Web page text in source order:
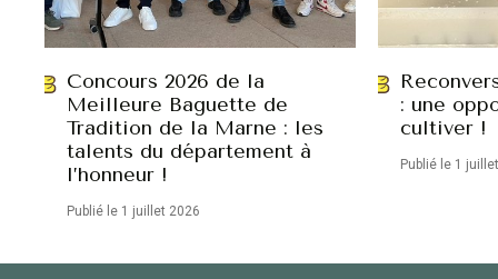
Concours 2026 de la
Meilleure Baguette de
Tradition de la Marne : les
talents du département à
l’honneur !
Publié le 1 juillet 2026
: une
cultiver !
Publié le 1